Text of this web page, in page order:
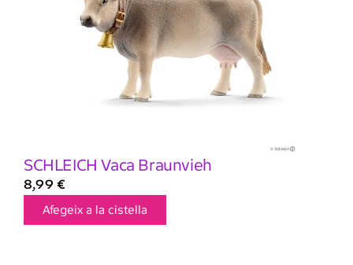
SCHLEICH Vaca Braunvieh
8,99 €
Afegeix a la cistella